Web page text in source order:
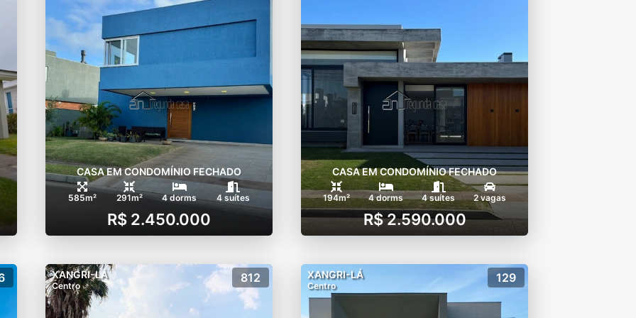
CASA EM CONDOMÍNIO FECHADO
585m² 291m² 4 dorms 4 suítes
R$ 2.450.000
CASA EM CONDOMÍNIO FECHADO
194m² 4 dorms 4 suítes 2 vagas
R$ 2.590.000
XANGRI-LÁ
Centro
812 XANGRI-LÁ
Centro
129